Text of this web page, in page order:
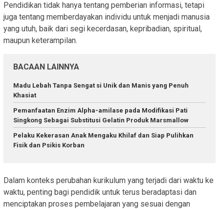
Pendidikan tidak hanya tentang pemberian informasi, tetapi
juga tentang memberdayakan individu untuk menjadi manusia
yang utuh, baik dari segi kecerdasan, kepribadian, spiritual,
maupun keterampilan.
BACAAN LAINNYA
Madu Lebah Tanpa Sengat si Unik dan Manis yang Penuh
Khasiat
Pemanfaatan Enzim Αlpha-amilase pada Modifikasi Pati
Singkong Sebagai Substitusi Gelatin Produk Marsmallow
Pelaku Kekerasan Anak Mengaku Khilaf dan Siap Pulihkan
Fisik dan Psikis Korban
Dalam konteks perubahan kurikulum yang terjadi dari waktu ke
waktu, penting bagi pendidik untuk terus beradaptasi dan
menciptakan proses pembelajaran yang sesuai dengan